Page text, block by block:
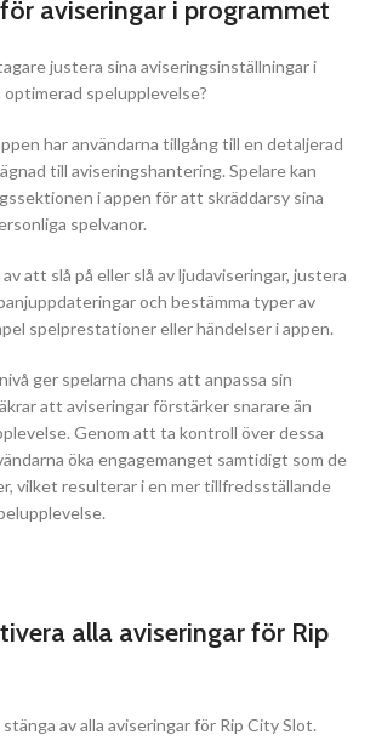
aviseringar i programmet
justera sina aviseringsinställningar i
spelupplevelse?
har användarna tillgång till en detaljerad
till aviseringshantering. Spelare kan
i appen för att skräddarsy sina
spelvanor.
att slå på eller slå av ljudaviseringar, justera
och bestämma typer av
spelprestationer eller händelser i appen.
ger spelarna chans att anpassa sin
att aviseringar förstärker snarare än
Genom att ta kontroll över dessa
öka engagemanget samtidigt som de
vilket resulterar i en mer tillfredsställande
alla aviseringar för Rip
av alla aviseringar för Rip City Slot.